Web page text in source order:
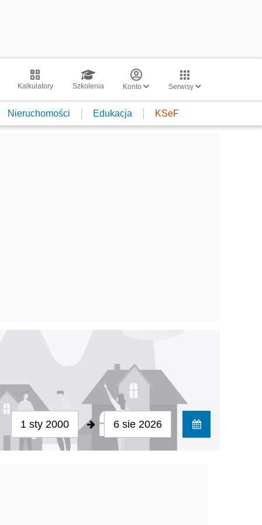
Kalkulatory Szkolenia Konto Serwisy
Nieruchomości Edukacja KSeF
1 sty 2000 6 sie 2026